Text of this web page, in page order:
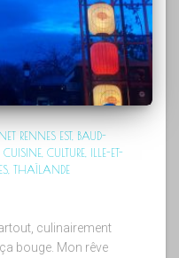
RENNES EST BAUD-
CUISINE CULTURE ILLE-ET-
THAÏLANDE
culinairement
bouge. Mon rêve